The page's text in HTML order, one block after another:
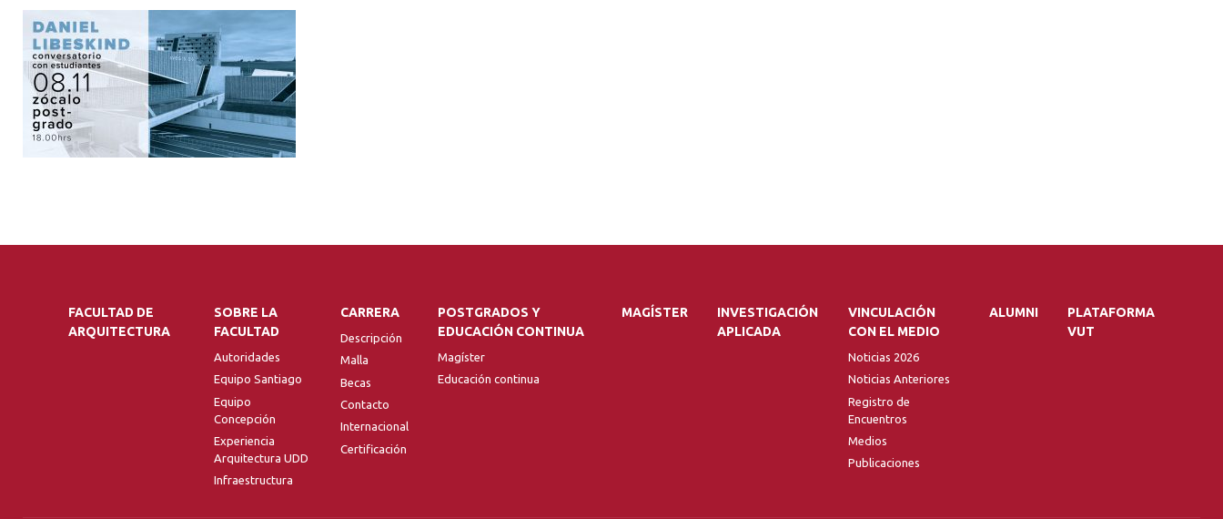
FACULTAD DE
ARQUITECTURA
SOBRE LA
FACULTAD
Autoridades
Equipo Santiago
Equipo
Concepción
Experiencia
Arquitectura UDD
Infraestructura
CARRERA
Descripción
Malla
Becas
Contacto
Internacional
Certificación
POSTGRADOS Y
EDUCACIÓN CONTINUA
Magíster
Educación continua
MAGÍSTER
INVESTIGACIÓN
APLICADA
VINCULACIÓN
CON EL MEDIO
Noticias 2026
Noticias Anteriores
Registro de
Encuentros
Medios
Publicaciones
ALUMNI
PLATAFORMA
VUT